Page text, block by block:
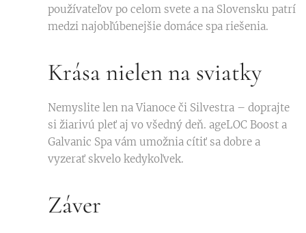
používateľov po celom svete a na Slovensku patrí
medzi najobľúbenejšie domáce spa riešenia.
Krása nielen na sviatky
Nemyslite len na Vianoce či Silvestra – doprajte
si žiarivú pleť aj vo všedný deň. ageLOC Boost a
Galvanic Spa vám umožnia cítiť sa dobre a
vyzerať skvelo kedykoľvek.
Záver